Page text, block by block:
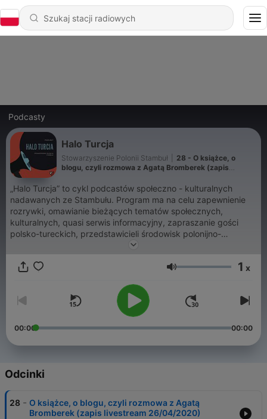
Podcasty
Halo Turcja
Stowarzyszenie Polonii Stambuł
28 - O książce, o
blogu, czyli rozmowa z Agatą Bromberek (zapis
„Halo Turcja” to cykl podcastów społeczno - kulturalnych
nadawanych ze Stambułu. Program ma na celu zapewnienie
rozrywki, omawianie bieżących tematów społecznych,
kulturalnych, quasi serwis informacyjny, zapraszanie gości
polsko-tureckich, przedstawicieli środowisk polonijno-
Głośność 1 x
00:00 00:00
Odcinki
28 - O książce, o blogu, czyli rozmowa z Agatą
Bromberek (zapis livestream 26/04/2020)